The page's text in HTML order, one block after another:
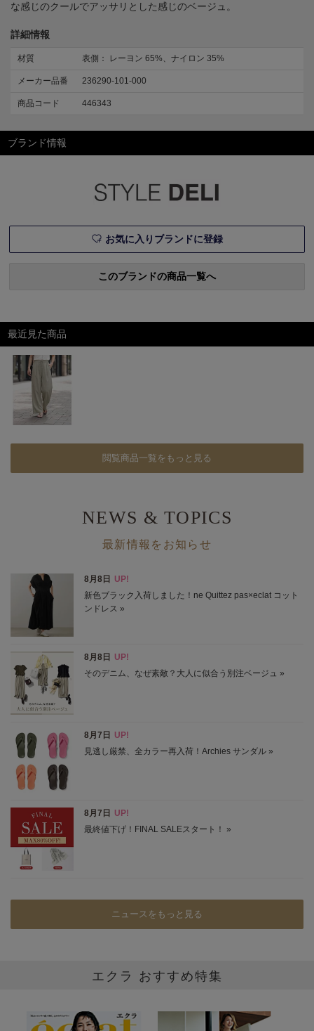
な感じのクールでアッサリとした感じのベージュ。
詳細情報
材質 表側： レーヨン 65%、ナイロン 35%
メーカー品番 236290-101-000
商品コード 446343
ブランド情報
お気に入りブランドに登録
このブランドの商品一覧へ
最近見た商品
閲覧商品一覧をもっと見る
NEWS & TOPICS
最新情報をお知らせ
ニュースをもっと見る
エクラ おすすめ特集